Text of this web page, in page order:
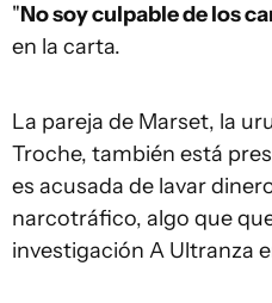
"No soy culpable de los
en la carta.
La pareja de Marset, la
Troche, también está
es acusada de lavar
narcotráfico, algo que
investigación A Ultranza